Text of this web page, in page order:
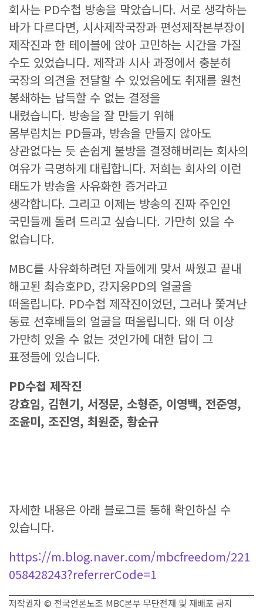
회사는 PD수첩 방송을 막았습니다. 서로 생각하는
바가 다르다면, 시사제작국장과 편성제작본부장이
제작진과 한 테이블에 앉아 고민하는 시간을 가질
수도 있었습니다. 제작과 시사 과정에서 충분히
국장의 의견을 전달할 수 있었음에도 취재를 원천
봉쇄하는 납득할 수 없는 결정을
내렸습니다. 방송을 잘 만들기 위해
몸부림치는 PD들과, 방송을 만들지 않아도
상관없다는 듯 손쉽게 불방을 결정해버리는 회사의
여유가 극명하게 대립합니다. 저희는 회사의 이런
태도가 방송을 사유화한 증거라고
생각합니다. 그리고 이제는 방송의 진짜 주인인
국민들께 돌려 드리고 싶습니다. 가만히 있을 수
없습니다.
MBC를 사유화하려던 자들에게 맞서 싸웠고 끝내
해고된 최승호PD, 강지웅PD의 얼굴을
떠올립니다. PD수첩 제작진이었던, 그러나 쫓겨난
동료 선후배들의 얼굴을 떠올립니다. 왜 더 이상
가만히 있을 수 없는 것인가에 대한 답이 그
표정들에 있습니다.
PD수첩 제작진
강효임, 김현기, 서정문, 소형준, 이영백, 전준영,
조윤미, 조진영, 최원준, 황순규
자세한 내용은 아래 블로그를 통해 확인하실 수
있습니다.
https://m.blog.naver.com/mbcfreedom/221
058428243?referrerCode=1
저작권자 © 전국언론노조 MBC본부 무단전재 및 재배포 금지